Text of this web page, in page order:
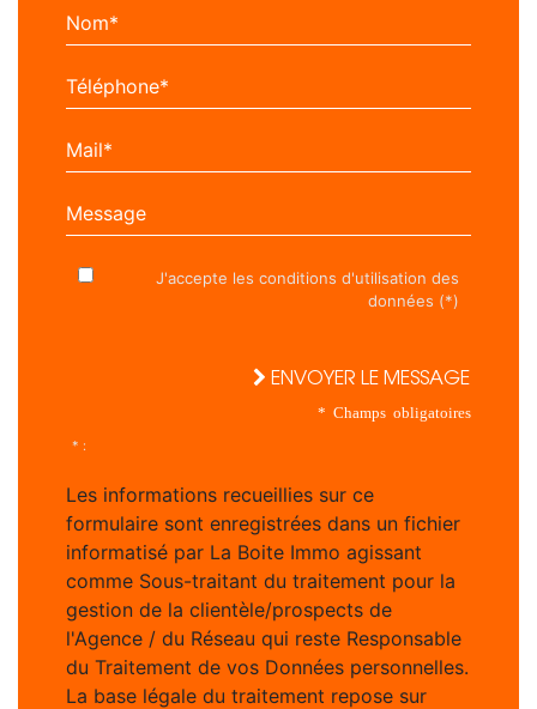
Nom*
Téléphone*
Mail*
Message
J'accepte les conditions d'utilisation des
données (*)
ENVOYER LE MESSAGE
* Champs obligatoires
* :
Les informations recueillies sur ce
formulaire sont enregistrées dans un fichier
informatisé par La Boite Immo agissant
comme Sous-traitant du traitement pour la
gestion de la clientèle/prospects de
l'Agence / du Réseau qui reste Responsable
du Traitement de vos Données personnelles.
La base légale du traitement repose sur